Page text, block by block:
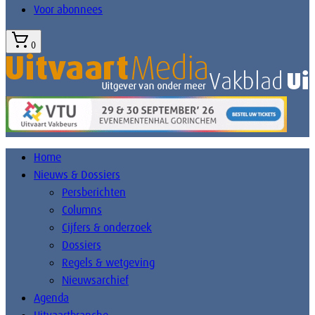
Voor abonnees
0
Home
Nieuws & Dossiers
Persberichten
Columns
Cijfers & onderzoek
Dossiers
Regels & wetgeving
Nieuwsarchief
Agenda